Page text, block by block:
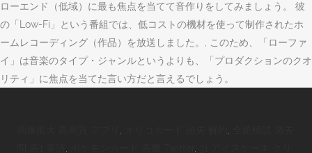
ローエンド（低域）に最も焦点を当てて音作りをしてみましょう。 彼
の「Low-Fi」という番組では、低コストの機材を使って制作されたホ
ームレコーディング（作品）を放送しました。, このため、「ローファ
イ」は音楽のタイプ・ジャンルというよりも、「プロダクションのクオ
リティ」に焦点を当てた言い方だと言えるでしょう。